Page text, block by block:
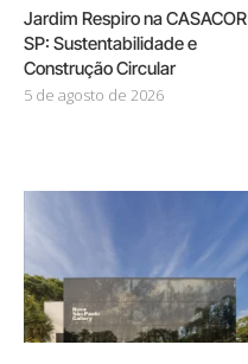
Jardim Respiro na CASACOR
SP: Sustentabilidade e
Construção Circular
5 de agosto de 2026